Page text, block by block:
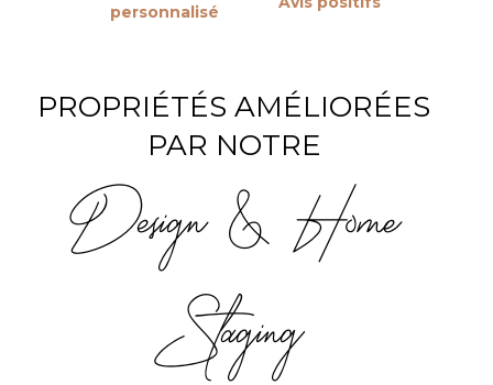
personnalisé
PROPRIÉTÉS AMÉLIORÉES
PAR NOTRE
Design & Home
Staging